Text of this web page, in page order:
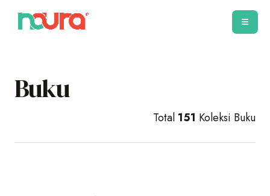
Buku
Total 151 Koleksi Buku